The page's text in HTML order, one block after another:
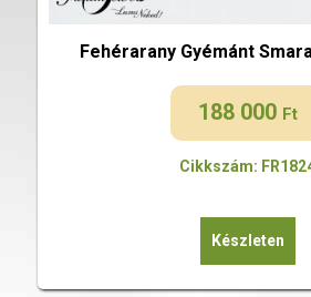
Fehérarany Gyémánt
188 000 Ft
Cikkszám:
Készleten